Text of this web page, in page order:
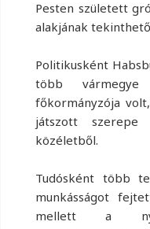
Pesten született
alakjának
Politikusként
több
főkormányzója
játszott
közéletből.
Tudósként több
munkásságot
mellett a